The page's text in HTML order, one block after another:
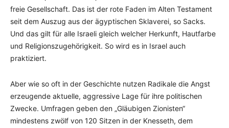
freie Gesellschaft. Das ist der rote Faden im Alten Testament
seit dem Auszug aus der ägyptischen Sklaverei, so Sacks.
Und das gilt für alle Israeli gleich welcher Herkunft, Hautfarbe
und Religionszugehörigkeit. So wird es in Israel auch
praktiziert.
Aber wie so oft in der Geschichte nutzen Radikale die Angst
erzeugende aktuelle, aggressive Lage für ihre politischen
Zwecke. Umfragen geben den „Gläubigen Zionisten“
mindestens zwölf von 120 Sitzen in der Knesseth, dem